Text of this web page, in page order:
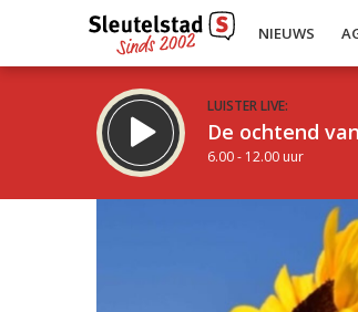
NIEUWS
LUISTER LIVE:
De ochtend
6.00 - 12.00 uur